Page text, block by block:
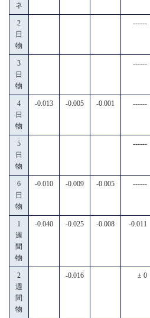
ネ
2
日
物
------
3
日
物
------
4
日
物
-0.013 -0.005 -0.001 ------
5
日
物
------
6
日
物
-0.010 -0.009 -0.005 ------
1
週
間
物
-0.040 -0.025 -0.008 -0.011
2
週
間
物
-0.016 ± 0